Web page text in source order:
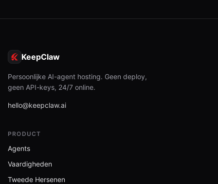
KeepClaw
Persoonlijke AI-agent hosting. Geen deploy,
geen API-keys, 24/7 online.
hello@keepclaw.ai
PRODUCT
Agents
Vaardigheden
Tweede Hersenen